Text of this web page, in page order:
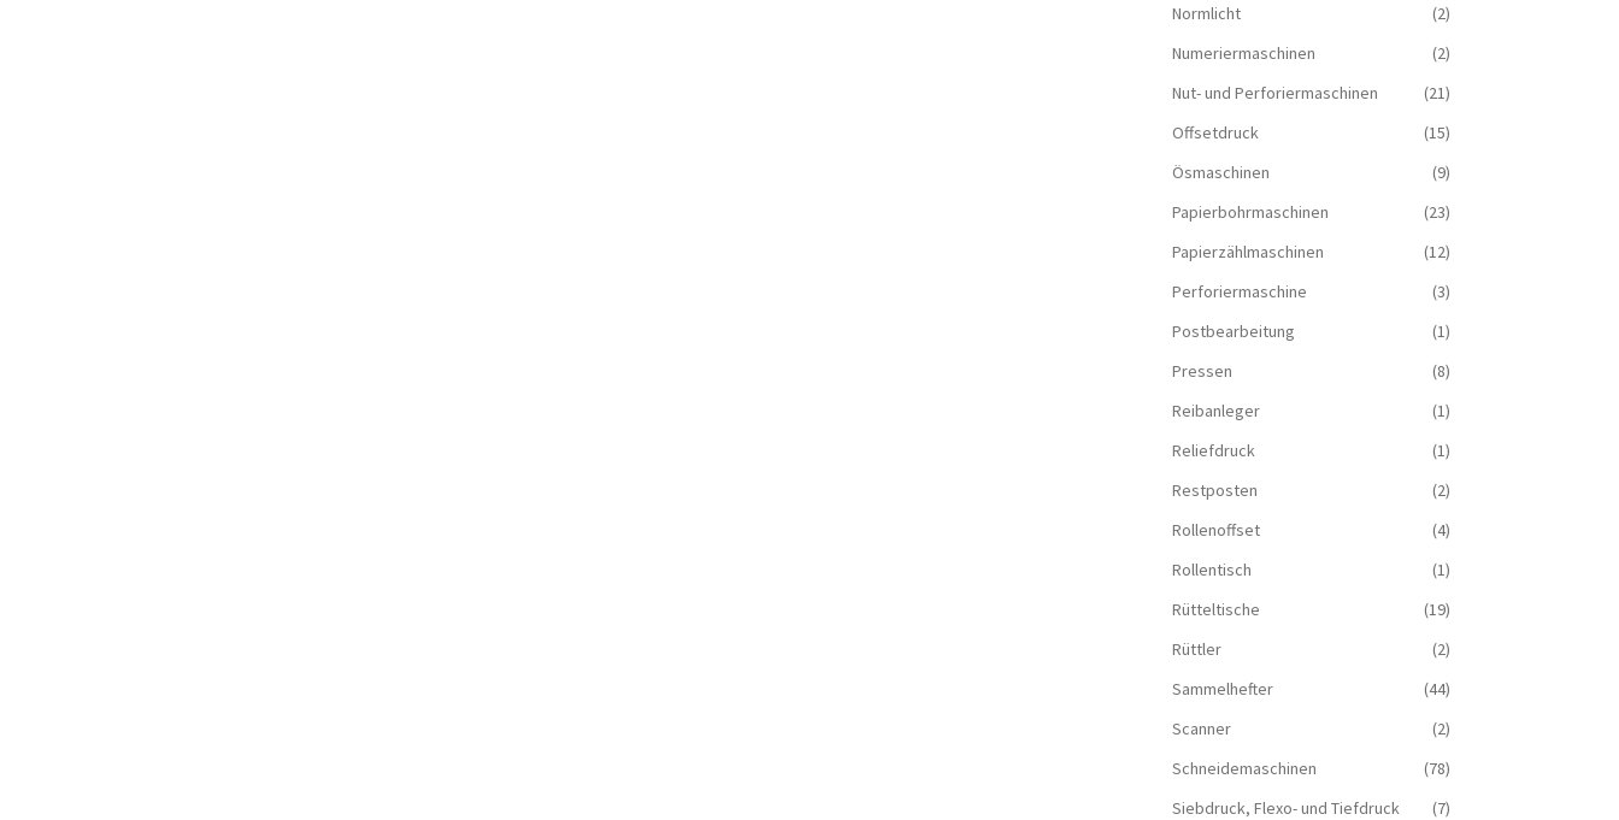
Normlicht
(2)
Numeriermaschinen
(2)
Nut- und Perforiermaschinen
(21)
Offsetdruck
(15)
Ösmaschinen
(9)
Papierbohrmaschinen
(23)
Papierzählmaschinen
(12)
Perforiermaschine
(3)
Postbearbeitung
(1)
Pressen
(8)
Reibanleger
(1)
Reliefdruck
(1)
Restposten
(2)
Rollenoffset
(4)
Rollentisch
(1)
Rütteltische
(19)
Rüttler
(2)
Sammelhefter
(44)
Scanner
(2)
Schneidemaschinen
(78)
Siebdruck, Flexo- und Tiefdruck
(7)